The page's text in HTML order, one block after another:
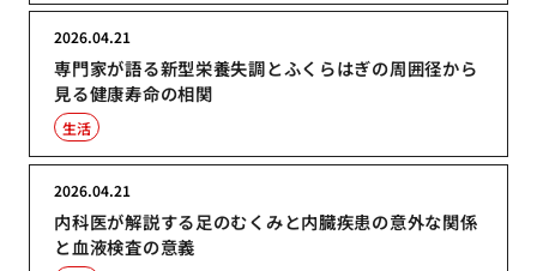
専門家が語る新型栄養失調とふくらはぎの周囲径から
見る健康寿命の相関
2026.04.21
生活
内科医が解説する足のむくみと内臓疾患の意外な関係
と血液検査の意義
2026.04.21